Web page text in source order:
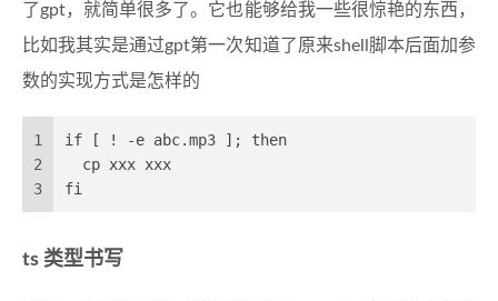
了gpt，就简单很多了。它也能够给我一些很惊艳的东西，
比如我其实是通过gpt第一次知道了原来shell脚本后面加参
数的实现方式是怎样的
1
2
3
if [ ! -e abc.mp3 ]; then
  cp xxx xxx
fi
ts 类型书写